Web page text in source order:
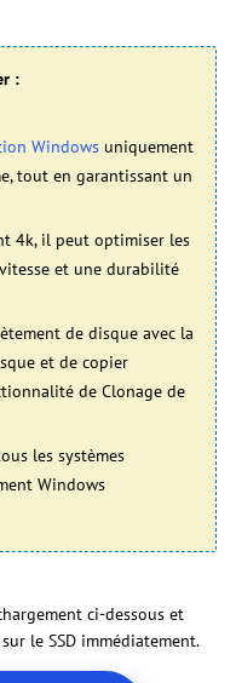
:
Windows uniquement
tout en garantissant un
4k, il peut optimiser les
et une durabilité
de disque avec la
et de copier
de Clonage de
les systèmes
Windows
ci-dessous et
le SSD immédiatement.